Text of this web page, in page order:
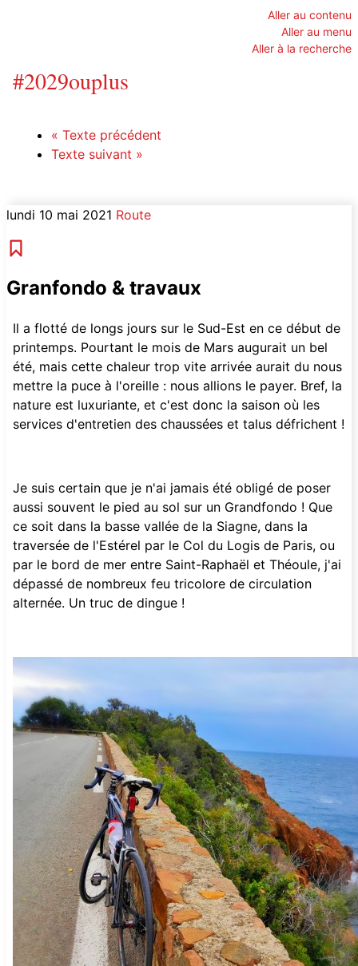
Aller au contenu
Aller au menu
Aller à la recherche
#2029ouplus
« Texte précédent
Texte suivant »
lundi 10 mai 2021 Route
Granfondo & travaux
Il a flotté de longs jours sur le Sud-Est en ce début de
printemps. Pourtant le mois de Mars augurait un bel
été, mais cette chaleur trop vite arrivée aurait du nous
mettre la puce à l'oreille : nous allions le payer. Bref, la
nature est luxuriante, et c'est donc la saison où les
services d'entretien des chaussées et talus défrichent !
Je suis certain que je n'ai jamais été obligé de poser
aussi souvent le pied au sol sur un Grandfondo ! Que
ce soit dans la basse vallée de la Siagne, dans la
traversée de l'Estérel par le Col du Logis de Paris, ou
par le bord de mer entre Saint-Raphaël et Théoule, j'ai
dépassé de nombreux feu tricolore de circulation
alternée. Un truc de dingue !